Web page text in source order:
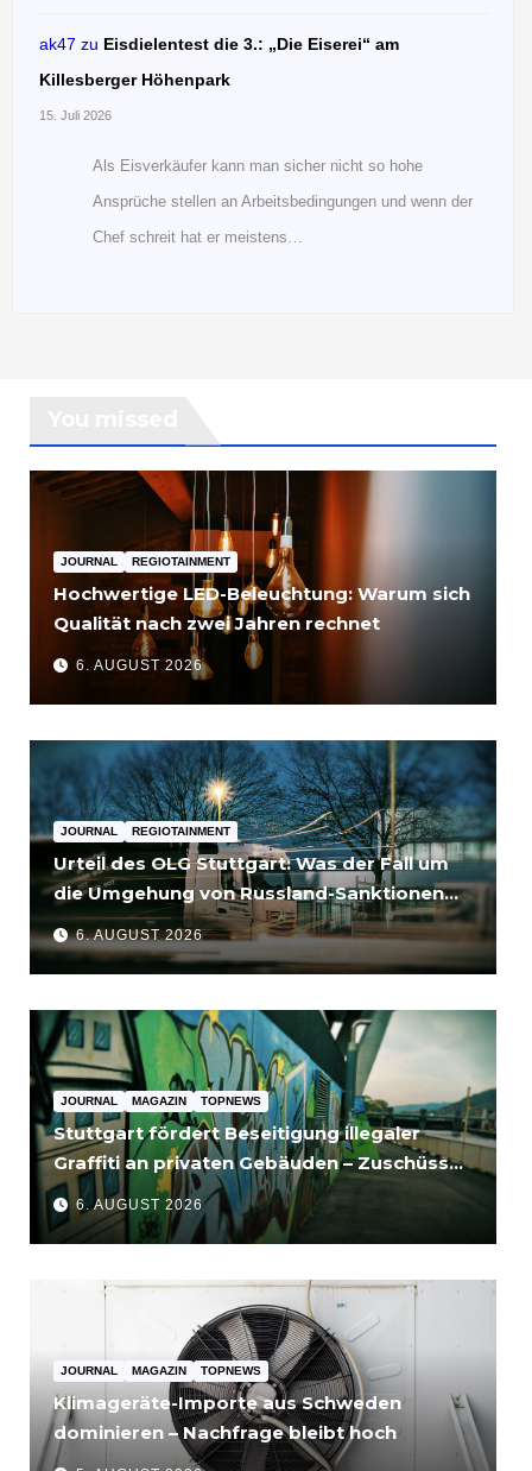
ak47 zu Eisdielentest die 3.: „Die Eiserei“ am
Killesberger Höhenpark
15. Juli 2026
Als Eisverkäufer kann man sicher nicht so hohe
Ansprüche stellen an Arbeitsbedingungen und wenn der
Chef schreit hat er meistens…
JOURNAL REGIOTAINMENT
Hochwertige LED-Beleuchtung: Warum sich
Qualität nach zwei Jahren rechnet
6. AUGUST 2026
JOURNAL REGIOTAINMENT
Urteil des OLG Stuttgart: Was der Fall um
die Umgehung von Russland-Sanktionen
für Unternehmen bedeutet
6. AUGUST 2026
JOURNAL MAGAZIN TOPNEWS
Stuttgart fördert Beseitigung illegaler
Graffiti an privaten Gebäuden – Zuschüsse
bis 3.500 Euro
6. AUGUST 2026
JOURNAL MAGAZIN TOPNEWS
Klimageräte-Importe aus Schweden
dominieren – Nachfrage bleibt hoch